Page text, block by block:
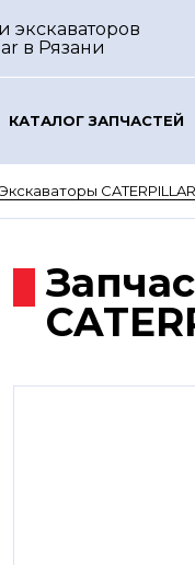
экскаваторов
в Рязани
КАТАЛОГ ЗАПЧАСТЕЙ
Экскаваторы CATERPILLAR